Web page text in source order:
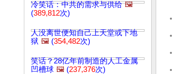
冷笑话：中共的需求与供给 🖼️
(389,812次)
人没离世便知自己上天堂或下地
狱 🖼️ (354,482次)
笑话？28亿年前制造的人工金属
凹槽球 🖼️ (237,376次)